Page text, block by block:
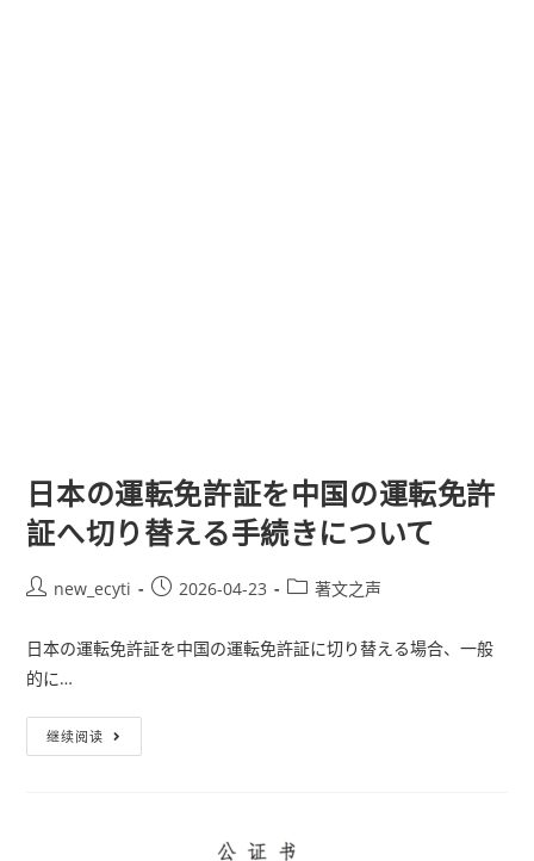
日本の運転免許証を中国の運転免許
証へ切り替える手続きについて
new_ecyti 2026-04-23 著文之声
日本の運転免許証を中国の運転免許証に切り替える場合、一般
的に…
继续阅读